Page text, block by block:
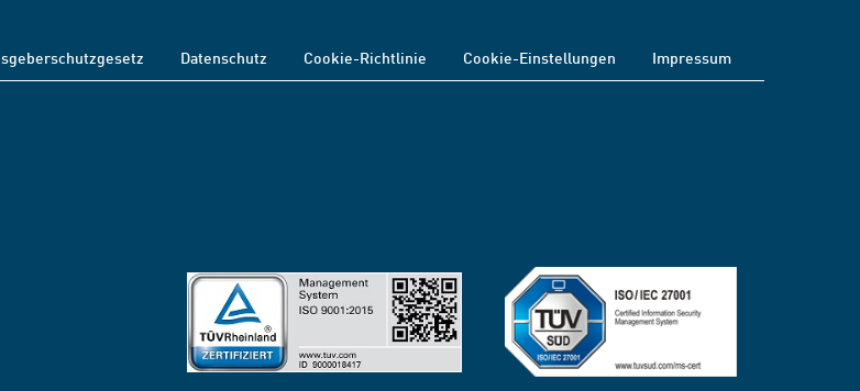
Datenschutz Cookie-Richtlinie Cookie-Einstellungen Impressum